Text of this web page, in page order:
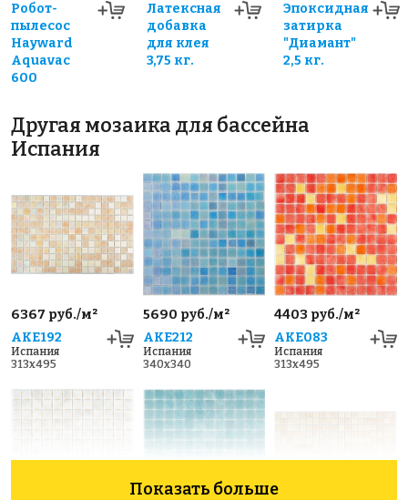
Робот-
пылесос
Hayward
Aquavac
600
Латексная
добавка
для клея
3,75 кг.
Эпоксидная
затирка
"Диамант"
2,5 кг.
Другая мозаика для бассейна
Испания
6367 руб./м²
AKE192
Испания
313x495
5690 руб./м²
AKE212
Испания
340x340
4403 руб./м²
AKE083
Испания
313x495
Показать больше